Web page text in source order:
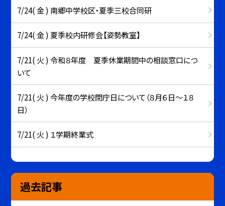
7/24( 金 ) 南郷中学校区・夏季三校合同研
7/24( 金 ) 夏季校内研修会【姿勢教室】
7/21( 火 ) 令和８年度 夏季休業期間中の相談窓口につ
いて
7/21( 火 ) 今年度の学校閉庁日について（８月６日～１８
日）
7/21( 火 ) １学期終業式
過去記事